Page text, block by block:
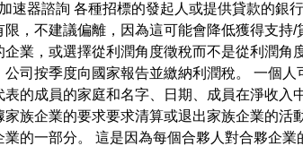
速器諮詢 各種招標的發起人或提供貸款的
，不建議偏離，因為這可能會降低獲得支
業，或選擇從利潤角度徵稅而不是從利潤
司按季度向國家報告並繳納利潤稅。 一個
的成員的家庭和名字、日期、成員在淨收
族企業的要求要求清算或退出家族企業的
的一部分。 這是因為每個合夥人對合夥企